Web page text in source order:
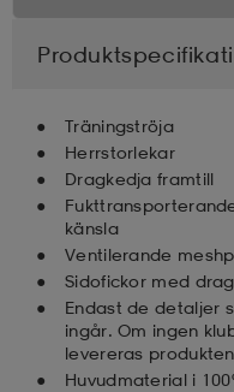
Träningströja
Herrstorlekar
Dragkedja framtill
känsla
Ventilerande
Sidofickor med
Endast de detaljer
ingår. Om ingen
levereras
Huvudmaterial i